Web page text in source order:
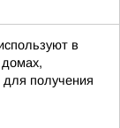
в
для получения